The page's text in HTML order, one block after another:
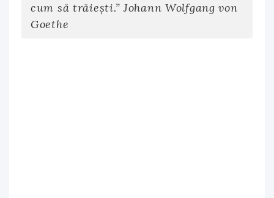
cum să trăiești.” Johann Wolfgang von
Goethe